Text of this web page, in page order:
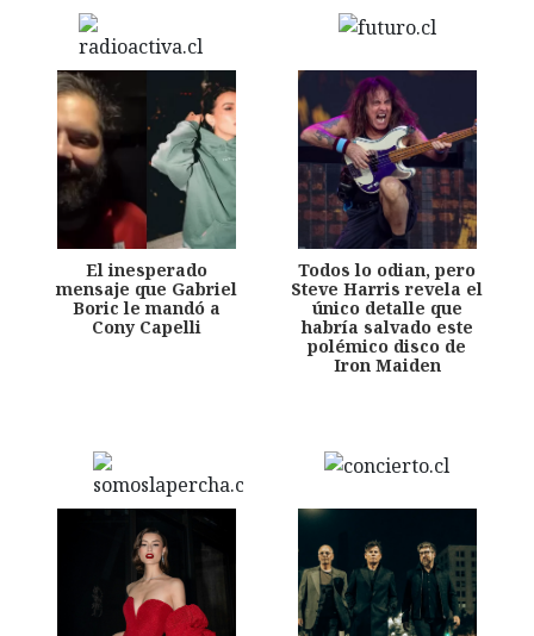
El inesperado
mensaje que Gabriel
Boric le mandó a
Cony Capelli
Todos lo odian, pero
Steve Harris revela el
único detalle que
habría salvado este
polémico disco de
Iron Maiden